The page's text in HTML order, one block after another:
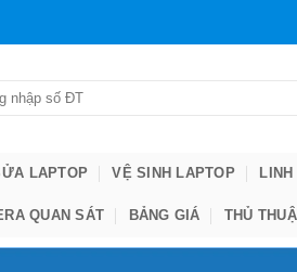
LAPTOP VỆ SINH LAPTOP
QUAN SÁT BẢNG GIÁ THỦ